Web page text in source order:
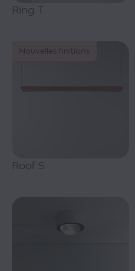
Ring T
Nouvelles finitions
Roof S